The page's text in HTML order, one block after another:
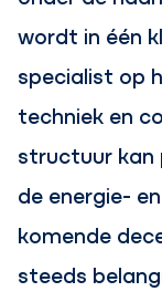
wordt in één
specialist op
techniek en
structuur kan
de energie-
komende
steeds